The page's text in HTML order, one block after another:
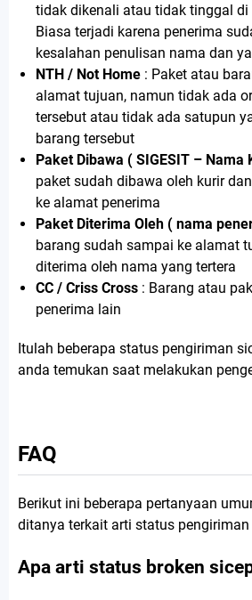
tidak dikenali atau tidak tinggal di
Biasa terjadi karena penerima
kesalahan penulisan nama dan
NTH / Not Home : Paket atau
alamat tujuan, namun tidak ada
tersebut atau tidak ada satupun
barang tersebut
Paket Dibawa ( SIGESIT – Nama
paket sudah dibawa oleh kurir
ke alamat penerima
Paket Diterima Oleh ( nama
barang sudah sampai ke alamat
diterima oleh nama yang tertera
CC / Criss Cross : Barang atau
penerima lain
Itulah beberapa status pengiriman
anda temukan saat melakukan
FAQ
Berikut ini beberapa pertanyaan
ditanya terkait arti status pengiriman
Apa arti status broken